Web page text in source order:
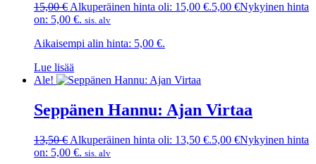
15,00€ Alkuperäinen hinta oli: 15,00 €.5,00 €Nykyinen hinta
on: 5,00 €. sis. alv
Aikaisempi alin hinta: 5,00 €.
Lue lisää
Ale!
Seppänen Hannu: Ajan Virtaa
13,50€ Alkuperäinen hinta oli: 13,50 €.5,00 €Nykyinen hinta
on: 5,00 €. sis. alv